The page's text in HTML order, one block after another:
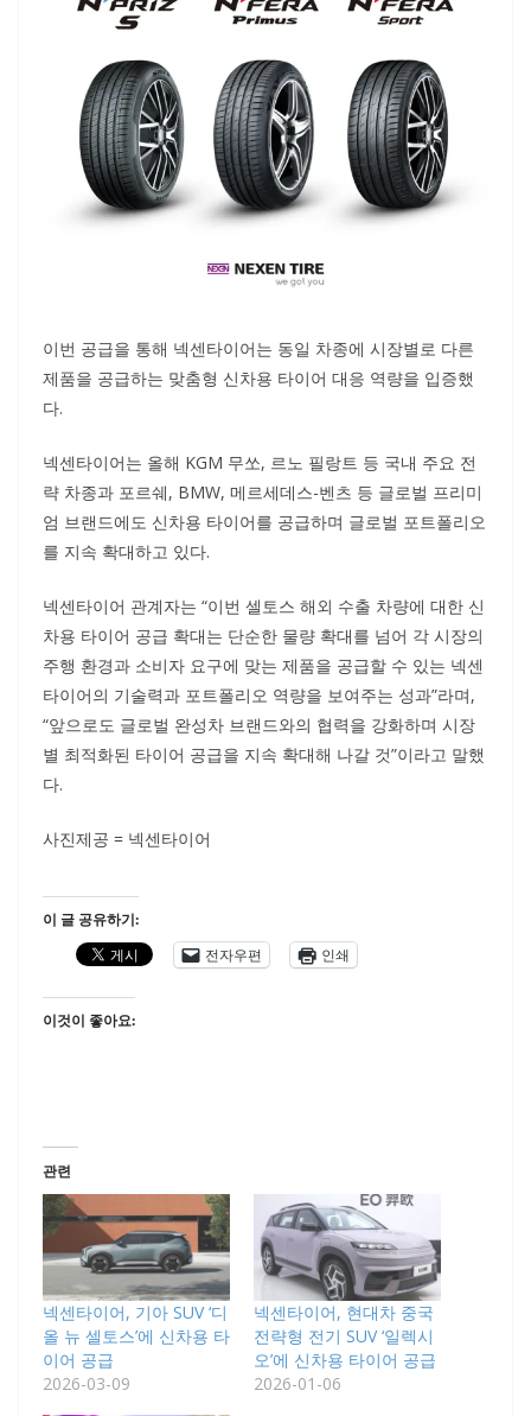
이번 공급을 통해 넥센타이어는 동일 차종에 시장별로 다른
제품을 공급하는 맞춤형 신차용 타이어 대응 역량을 입증했
다.
넥센타이어는 올해 KGM 무쏘, 르노 필랑트 등 국내 주요 전
략 차종과 포르쉐, BMW, 메르세데스-벤츠 등 글로벌 프리미
엄 브랜드에도 신차용 타이어를 공급하며 글로벌 포트폴리오
를 지속 확대하고 있다.
넥센타이어 관계자는 “이번 셀토스 해외 수출 차량에 대한 신
차용 타이어 공급 확대는 단순한 물량 확대를 넘어 각 시장의
주행 환경과 소비자 요구에 맞는 제품을 공급할 수 있는 넥센
타이어의 기술력과 포트폴리오 역량을 보여주는 성과”라며,
“앞으로도 글로벌 완성차 브랜드와의 협력을 강화하며 시장
별 최적화된 타이어 공급을 지속 확대해 나갈 것”이라고 말했
다.
사진제공 = 넥센타이어
이 글 공유하기:
전자우편
인쇄
이것이 좋아요:
관련
넥센타이어, 기아 SUV ‘디
올 뉴 셀토스’에 신차용 타
이어 공급
2026-03-09
넥센타이어, 현대차 중국
전략형 전기 SUV ‘일렉시
오’에 신차용 타이어 공급
2026-01-06